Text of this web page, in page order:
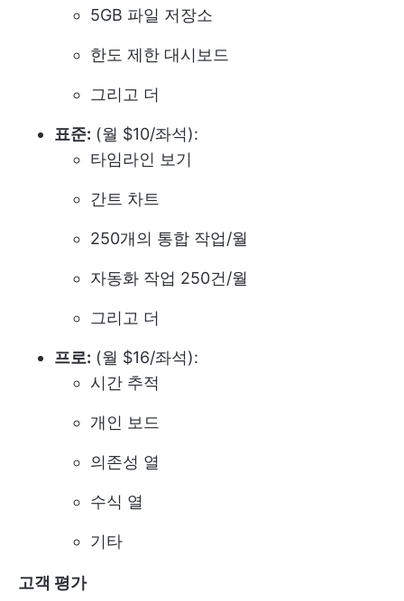
5GB 파일 저장소
한도 제한 대시보드
그리고 더
표준: (월 $10/좌석):
타임라인 보기
간트 차트
250개의 통합 작업/월
자동화 작업 250건/월
그리고 더
프로: (월 $16/좌석):
시간 추적
개인 보드
의존성 열
수식 열
기타
고객 평가